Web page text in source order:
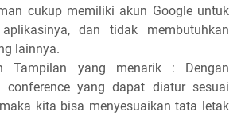
cukup memiliki akun Google untuk
dan tidak membutuhkan
lainnya.
Tampilan yang menarik : Dengan
conference yang dapat diatur sesuai
kita bisa menyesuaikan tata letak